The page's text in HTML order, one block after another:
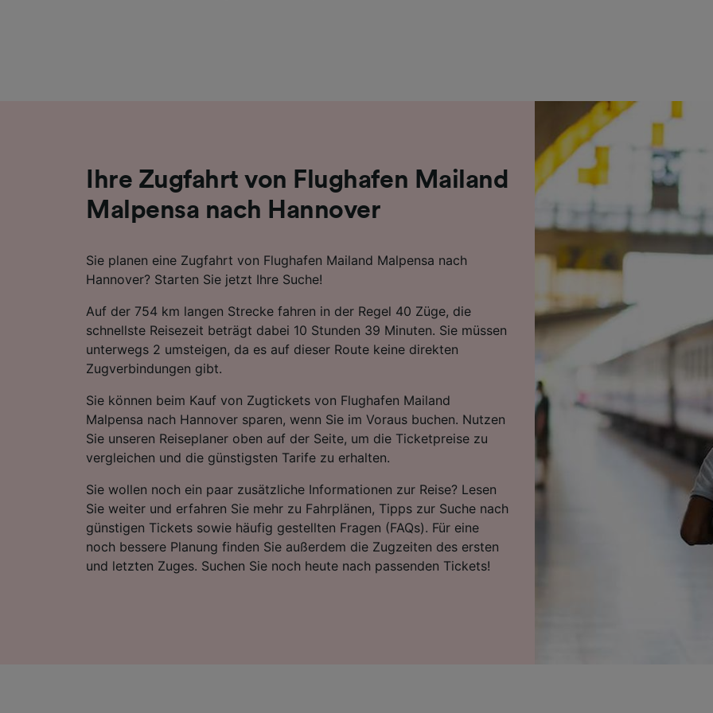
Ihre Zugfahrt von Flughafen Mailand
Malpensa nach Hannover
Sie planen eine Zugfahrt von Flughafen Mailand Malpensa nach
Hannover? Starten Sie jetzt Ihre Suche!
Auf der 754 km langen Strecke fahren in der Regel 40 Züge, die
schnellste Reisezeit beträgt dabei 10 Stunden 39 Minuten. Sie müssen
unterwegs 2 umsteigen, da es auf dieser Route keine direkten
Zugverbindungen gibt.
Sie können beim Kauf von Zugtickets von Flughafen Mailand
Malpensa nach Hannover sparen, wenn Sie im Voraus buchen. Nutzen
Sie unseren Reiseplaner oben auf der Seite, um die Ticketpreise zu
vergleichen und die günstigsten Tarife zu erhalten.
Sie wollen noch ein paar zusätzliche Informationen zur Reise? Lesen
Sie weiter und erfahren Sie mehr zu Fahrplänen, Tipps zur Suche nach
günstigen Tickets sowie häufig gestellten Fragen (FAQs). Für eine
noch bessere Planung finden Sie außerdem die Zugzeiten des ersten
und letzten Zuges. Suchen Sie noch heute nach passenden Tickets!